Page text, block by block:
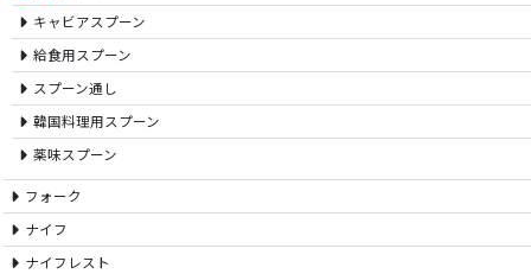
キャビアスプーン
給食用スプーン
スプーン通し
韓国料理用スプーン
薬味スプーン
フォーク
ナイフ
ナイフレスト